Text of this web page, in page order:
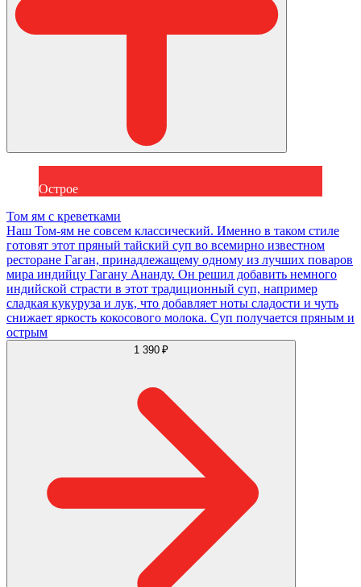
Острое
Том ям с креветками
Наш Том-ям не совсем классический. Именно в таком стиле
готовят этот пряный тайский суп во всемирно известном
ресторане Гаган, принадлежащему одному из лучших поваров
мира индийцу Гагану Ананду. Он решил добавить немного
индийской страсти в этот традиционный суп, например
сладкая кукуруза и лук, что добавляет ноты сладости и чуть
снижает яркость кокосового молока. Суп получается пряным и
острым
1 390 ₽